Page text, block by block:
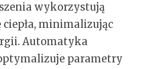
wykorzystują
ciepła, minimalizując
Automatyka
parametry